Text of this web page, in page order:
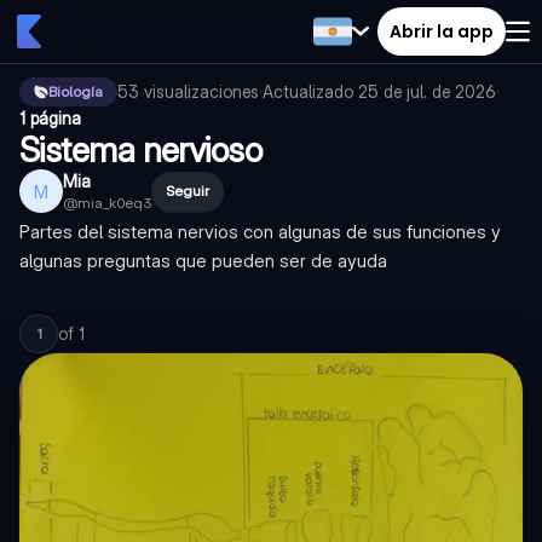
Abrir la app
Biología 53 visualizaciones·Actualizado 25 de jul. de 2026·
1 página
Sistema nervioso
M Mia
@mia_k0eq3
Seguir
Partes del sistema nervios con algunas de sus funciones y
algunas preguntas que pueden ser de ayuda
1 of 1